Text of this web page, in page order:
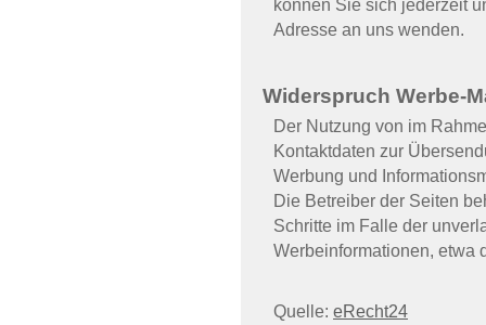
können Sie sich jederzeit
Adresse an uns wenden.
Widerspruch Werbe-
Der Nutzung von im
Kontaktdaten zur
Werbung und
Die Betreiber der Seiten
Schritte im Falle der
Werbeinformationen, etwa
Quelle: eRecht24